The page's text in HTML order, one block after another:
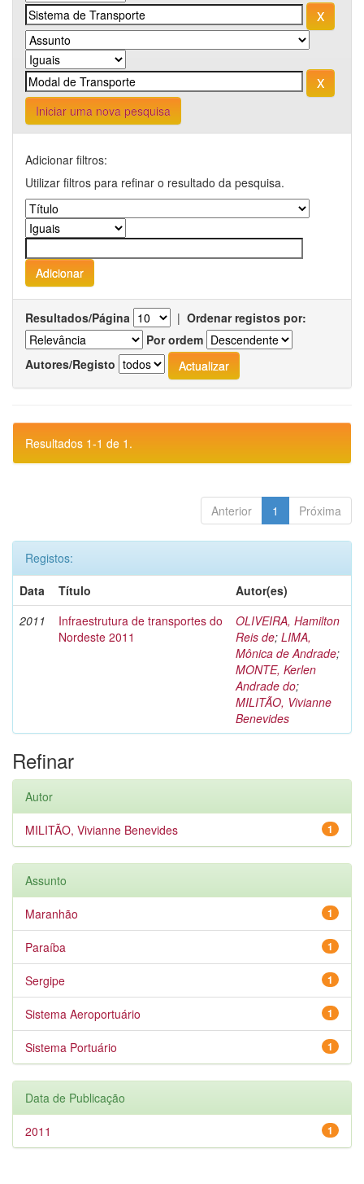
Iniciar uma nova pesquisa
Adicionar filtros:
Utilizar filtros para refinar o resultado da pesquisa.
Resultados/Página | Ordenar registos por:
Por ordem
Autores/Registo
Resultados 1-1 de 1.
Anterior 1 Próxima
Registos:
Data
Título
Autor(es)
2011
Infraestrutura de transportes do
Nordeste 2011
OLIVEIRA, Hamilton
Reis de; LIMA,
Mônica de Andrade;
MONTE, Kerlen
Andrade do;
MILITÃO, Vivianne
Benevides
Refinar
Autor
1
MILITÃO, Vivianne Benevides
Assunto
1
Maranhão
1
Paraíba
1
Sergipe
1
Sistema Aeroportuário
1
Sistema Portuário
Data de Publicação
1
2011